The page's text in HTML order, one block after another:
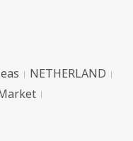
NETHERLAND